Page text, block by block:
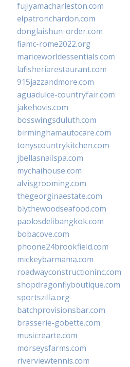
fujiyamacharleston.com
elpatronchardon.com
donglaishun-order.com
fiamc-rome2022.org
mariceworldessentials.com
lafisheriarestaurant.com
915jazzandmore.com
aguadulce-countryfair.com
jakehovis.com
bosswingsduluth.com
birminghamautocare.com
tonyscountrykitchen.com
jbellasnailspa.com
mychaihouse.com
alvisgrooming.com
thegeorginaestate.com
blythewoodseafood.com
paolosdelibangkok.com
bobacove.com
phoone24brookfield.com
mickeybarmama.com
roadwayconstructioninc.com
shopdragonflyboutique.com
sportszilla.org
batchprovisionsbar.com
brasserie-gobette.com
musicrearte.com
morseysfarms.com
riverviewtennis.com